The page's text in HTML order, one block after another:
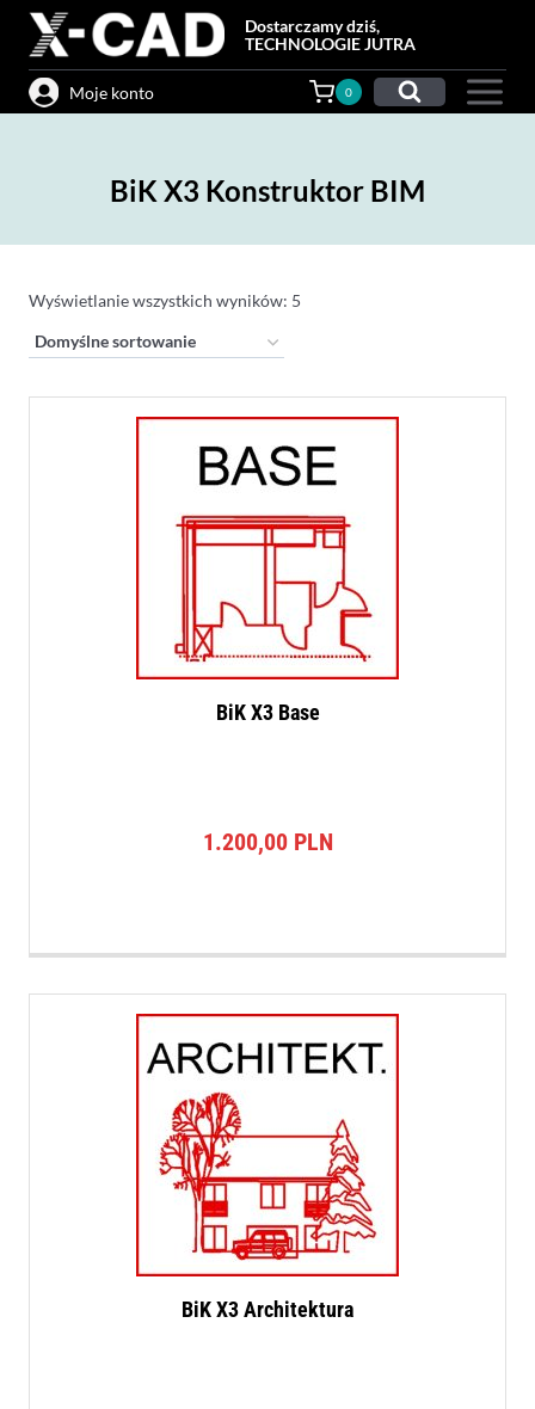
Przejdź
treści
Dostarczamy dziś,
TECHNOLOGIE JUTRA
Moje konto 0
BiK X3 Konstruktor BIM
Wyświetlanie wszystkich wyników: 5
BiK X3 Base
1.200,00 PLN
BiK X3 Architektura